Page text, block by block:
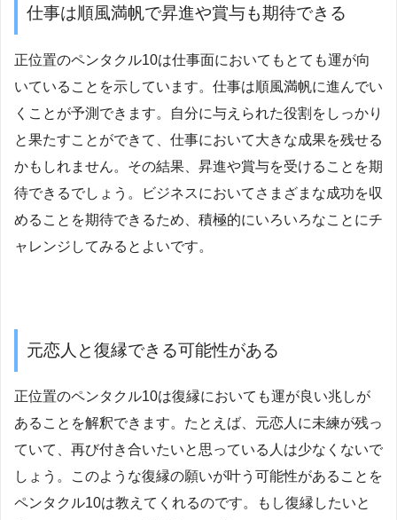
仕事は順風満帆で昇進や賞与も期待できる
正位置のペンタクル10は仕事面においてもとても運が向
いていることを示しています。仕事は順風満帆に進んでい
くことが予測できます。自分に与えられた役割をしっかり
と果たすことができて、仕事において大きな成果を残せる
かもしれません。その結果、昇進や賞与を受けることを期
待できるでしょう。ビジネスにおいてさまざまな成功を収
めることを期待できるため、積極的にいろいろなことにチ
ャレンジしてみるとよいです。
元恋人と復縁できる可能性がある
正位置のペンタクル10は復縁においても運が良い兆しが
あることを解釈できます。たとえば、元恋人に未練が残っ
ていて、再び付き合いたいと思っている人は少なくないで
しょう。このような復縁の願いが叶う可能性があることを
ペンタクル10は教えてくれるのです。もし復縁したいと